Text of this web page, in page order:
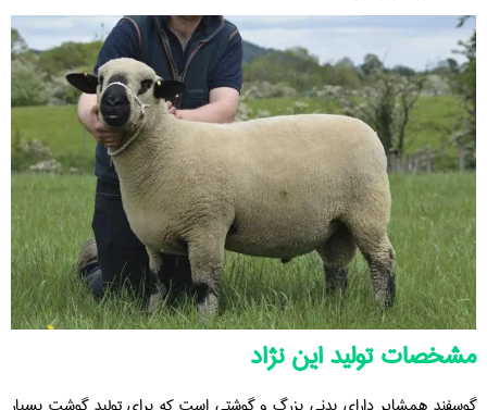
مشخصات تولید این نژاد